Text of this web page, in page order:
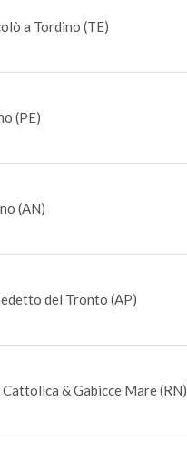
a Tordino (TE)
(PE)
(AN)
del Tronto (AP)
& Gabicce Mare (RN)